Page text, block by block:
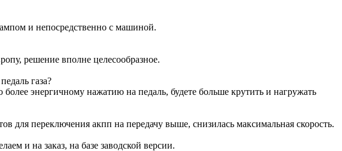
и непосредственно с машиной.
решение вполне целесообразное.
газа?
энергичному нажатию на педаль, будете больше крутить и нагружать
для переключения акпп на передачу выше, снизилась максимальная скорость.
и на заказ, на базе заводской версии.